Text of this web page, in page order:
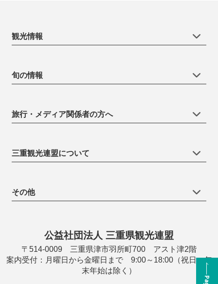
観光情報
旬の情報
旅行・メディア関係者の方へ
三重観光連盟について
その他
公益社団法人 三重県観光連盟
〒514-0009 三重県津市羽所町700 アスト津2階
案内受付：月曜日から金曜日まで 9:00～18:00（祝日・年
末年始は除く）